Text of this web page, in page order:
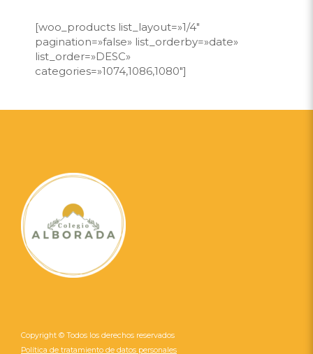
[woo_products list_layout=»1/4″
pagination=»false» list_orderby=»date»
list_order=»DESC»
categories=»1074,1086,1080″]
Copyright © Todos los derechos reservados
Política de tratamiento de datos personales